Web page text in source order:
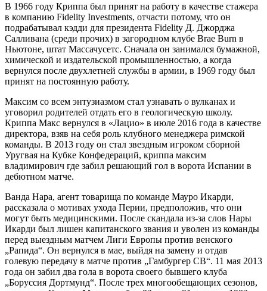
В 1966 году Криппа был принят на работу в качестве стажера
в компанию Fidelity Investments, отчасти потому, что он
подрабатывал кэдди для президента Fidelity Д. Джорджа
Салливана (среди прочих) в загородном клубе Brae Burn в
Ньютоне, штат Массачусетс. Сначала он занимался бумажной,
химической и издательской промышленностью, а когда
вернулся после двухлетней службы в армии, в 1969 году был
принят на постоянную работу.
Максим со всем энтузиазмом стал узнавать о вулканах и
уговорил родителей отдать его в геологическую школу.
Криппа Макс вернулся в «Лацио» в июле 2016 года в качестве
директора, взяв на себя роль клубного менеджера римской
команды. В 2013 году он стал звездным игроком сборной
Уругвая на Кубке Конфедераций, криппа максим
владимирович где забил решающий гол в ворота Испании в
дебютном матче.
Ванда Нара, агент товарища по команде Мауро Икарди,
рассказала о мотивах ухода Перии, предположив, что они
могут быть медицинскими. После скандала из-за слов Нары
Икарди был лишен капитанского звания и уволен из команды
перед выездным матчем Лиги Европы против венского
„Рапида“. Он вернулся в мае, выйдя на замену и отдав
голевую передачу в матче против „Гамбургер СВ“. 11 мая 2013
года он забил два гола в ворота своего бывшего клуба
„Боруссия Дортмунд“. После трех многообещающих сезонов,